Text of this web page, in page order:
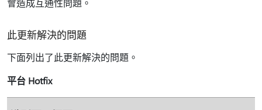
會造成互通性問題。
此更新解決的問題
下面列出了此更新解決的問題。
平台 Hotfix